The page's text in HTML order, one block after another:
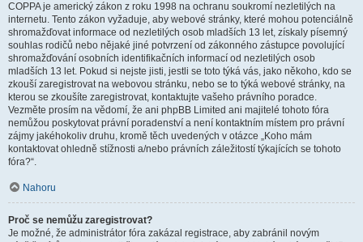
COPPA je americký zákon z roku 1998 na ochranu soukromí nezletilých na
internetu. Tento zákon vyžaduje, aby webové stránky, které mohou potenciálně
shromažďovat informace od nezletilých osob mladších 13 let, získaly písemný
souhlas rodičů nebo nějaké jiné potvrzení od zákonného zástupce povolující
shromažďování osobních identifikačních informací od nezletilých osob
mladších 13 let. Pokud si nejste jisti, jestli se toto týká vás, jako někoho, kdo se
zkouší zaregistrovat na webovou stránku, nebo se to týká webové stránky, na
kterou se zkoušíte zaregistrovat, kontaktujte vašeho právního poradce.
Vezměte prosím na vědomí, že ani phpBB Limited ani majitelé tohoto fóra
nemůžou poskytovat právní poradenství a není kontaktním místem pro právní
zájmy jakéhokoliv druhu, kromě těch uvedených v otázce „Koho mám
kontaktovat ohledně stížnosti a/nebo právních záležitostí týkajících se tohoto
fóra?“.
Nahoru
Proč se nemůžu zaregistrovat?
Je možné, že administrátor fóra zakázal registrace, aby zabránil novým